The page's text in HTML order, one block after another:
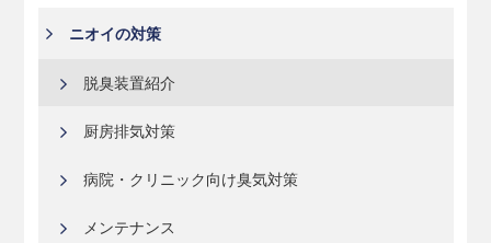
ニオイの対策
脱臭装置紹介
厨房排気対策
病院・クリニック向け臭気対策
メンテナンス